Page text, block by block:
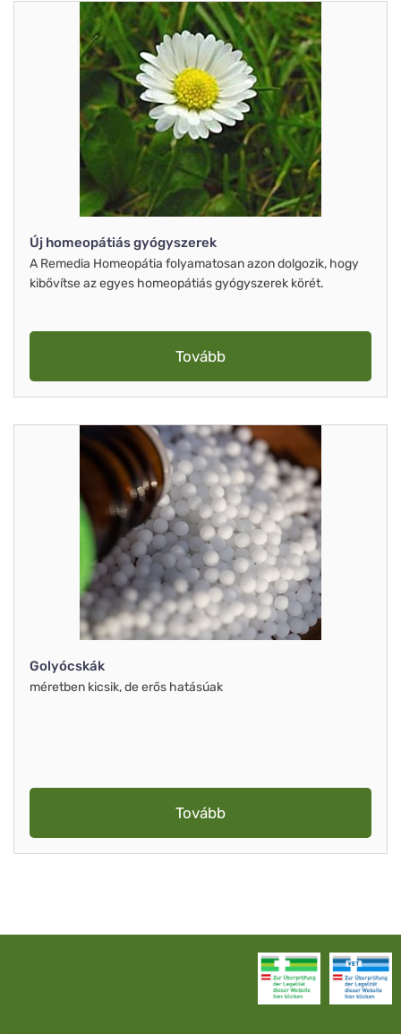
Új homeopátiás gyógyszerek
A Remedia Homeopátia folyamatosan azon dolgozik, hogy
kibővítse az egyes homeopátiás gyógyszerek körét.
Tovább
Golyócskák
méretben kicsik, de erős hatásúak
Tovább